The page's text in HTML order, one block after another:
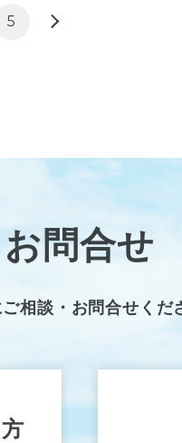
5
お問合せ
相談・お問合せくだ